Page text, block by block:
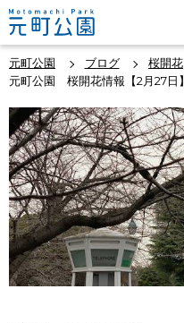
元町公園 ブログ
桜開花
元町公園 桜開花情報【2月27日】